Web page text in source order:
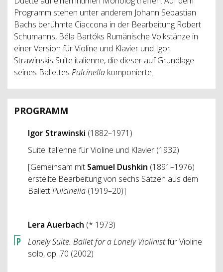
Programm stehen unter anderem Johann Sebastian
Bachs berühmte Ciaccona in der Bearbeitung Robert
Schumanns, Béla Bartóks Rumänische Volkstänze in
einer Version für Violine und Klavier und Igor
Strawinskis Suite italienne, die dieser auf Grundlage
seines Ballettes Pulcinella komponierte.
PROGRAMM
Igor Strawinski (1882–1971)
Suite italienne für Violine und Klavier (1932)
[Gemeinsam mit Samuel Dushkin (1891–1976)
erstellte Bearbeitung von sechs Sätzen aus dem
BallettPulcinella (1919–20)]
Lera Auerbach (* 1973)
Lonely Suite. Ballet for a Lonely Violinistfür Violine
solo, op. 70 (2002)